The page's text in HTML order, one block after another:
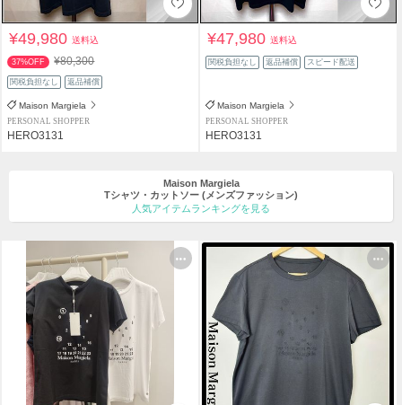
¥49,980送料込
37%OFF ¥80,300
関税負担なし 返品補償
Maison Margiela
PERSONAL SHOPPER
HERO3131
¥47,980送料込
関税負担なし 返品補償 スピード配送
Maison Margiela
PERSONAL SHOPPER
HERO3131
Maison Margiela
Tシャツ・カットソー (メンズファッション)
人気アイテムランキングを見る